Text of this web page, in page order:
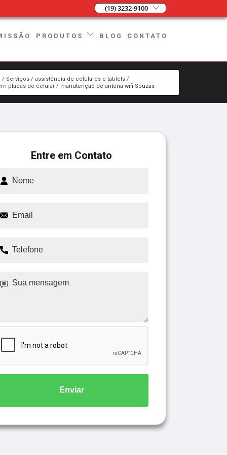
(19) 3232-9100
PRODUTOS BLOG CONTATO
Serviços
assistência de celulares e tablets
placas de celular
manutenção de antena wifi Souzas
Entre em Contato
Enviar